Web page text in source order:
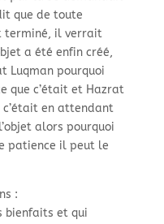
que de toute
terminé, il verrait
a été enfin créé,
Luqman pourquoi
que c’était et Hazrat
c’était en attendant
alors pourquoi
patience il peut le
:
bienfaits et qui